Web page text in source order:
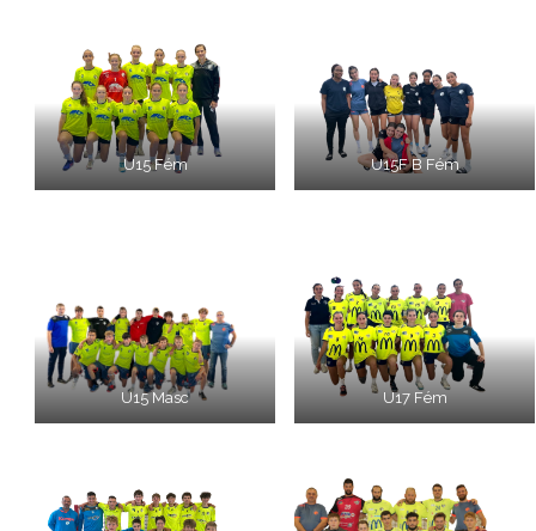
U15 Fém U15F B Fém
U15 Masc U17 Fém